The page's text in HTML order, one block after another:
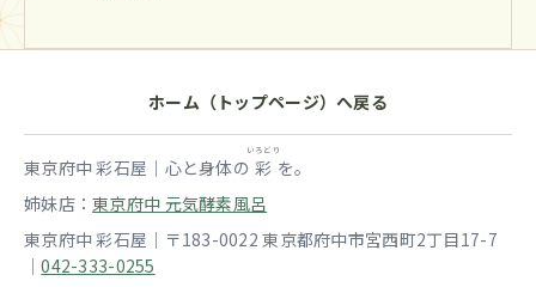
ホーム（トップページ）へ戻る
東京府中 彩石屋｜心と身体の 彩
いろどり
を。
姉妹店：東京府中 元気酵素風呂
東京府中 彩石屋｜〒183-0022 東京都府中市宮西町2丁目17-7
｜042-333-0255